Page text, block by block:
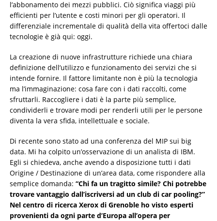
l’abbonamento dei mezzi pubblici. Ciò significa viaggi più
efficienti per l’utente e costi minori per gli operatori. Il
differenziale incrementale di qualità della vita offertoci dalle
tecnologie è già qui: oggi.
La creazione di nuove infrastrutture richiede una chiara
definizione dell’utilizzo e funzionamento dei servizi che si
intende fornire. Il fattore limitante non è più la tecnologia
ma l’immaginazione: cosa fare con i dati raccolti, come
sfruttarli. Raccogliere i dati è la parte più semplice,
condividerli e trovare modi per renderli utili per le persone
diventa la vera sfida, intellettuale e sociale.
Di recente sono stato ad una conferenza del MIP sui big
data. Mi ha colpito un’osservazione di un analista di IBM.
Egli si chiedeva, anche avendo a disposizione tutti i dati
Origine / Destinazione di un’area data, come rispondere alla
semplice domanda: “Chi fa un tragitto simile? Chi potrebbe
trovare vantaggio dall’iscriversi ad un club di car pooling?”
Nel centro di ricerca Xerox di Grenoble ho visto esperti
provenienti da ogni parte d’Europa all’opera per